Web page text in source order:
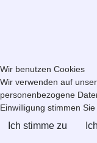
Wir benutzen Cookies
Wir verwenden auf
personenbezogene
Einwilligung stimmen
Ich stimme zu